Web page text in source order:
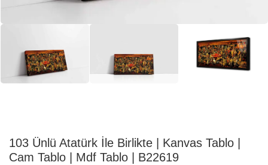
103 Ünlü Atatürk İle Birlikte | Kanvas Tablo |
Cam Tablo | Mdf Tablo | B22619